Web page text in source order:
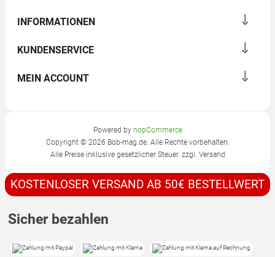
INFORMATIONEN
KUNDENSERVICE
MEIN ACCOUNT
Powered by nopCommerce
Copyright © 2026 Bob-mag.de. Alle Rechte vorbehalten.
Alle Preise inklusive gesetzlicher Steuer. zzgl. Versand
KOSTENLOSER VERSAND AB 50€ BESTELLWERT
Sicher bezahlen